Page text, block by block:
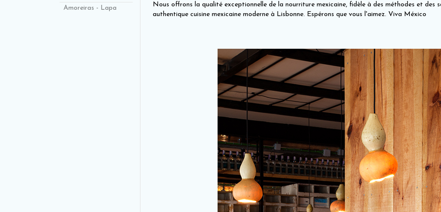
Amoreiras - Lapa
Nous offrons la qualité exceptionnelle de la nourriture mexicaine, fidèle à des méthodes et des
authentique cuisine mexicaine moderne à Lisbonne. Espérons que vous l'aimez. Viva México